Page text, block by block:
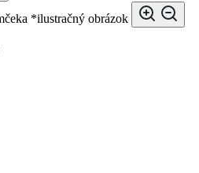
*ilustračný obrázok